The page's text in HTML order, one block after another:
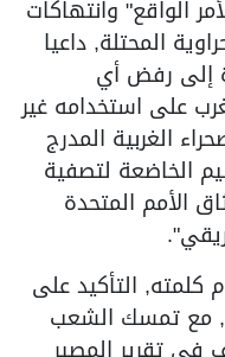
الواقع" وانتهاكات
المحتلة, داعيا
إلى رفض أي
على استخدامه غير
الغربية المدرج
الخاضعة لتصفية
الأمم المتحدة
التأكيد على
مع تمسك الشعب